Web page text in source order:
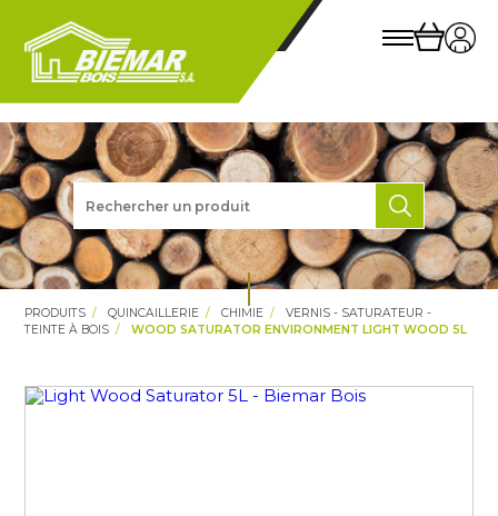
PRODUITS QUINCAILLERIE CHIMIE
VERNIS - SATURATEUR -
TEINTE À BOIS
WOOD SATURATOR ENVIRONMENT LIGHT WOOD 5L